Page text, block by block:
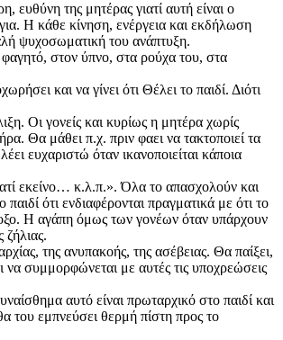
ευθύνη της μητέρας γιατί αυτή είναι ο
Η κάθε κίνηση, ενέργεια και εκδήλωση
ψυχοσωματική του ανάπτυξη.
φαγητό, στον ύπνο, στα ρούχα του, στα
και να γίνει ότι Θέλει το παιδί. Διότι
Οι γονείς και κυρίως η μητέρα χωρίς
Θα μάθει π.χ. πριν φαει να τακτοποιεί τα
ευχαριστώ όταν ικανοποιείται κάποια
εκείνο… κ.λ.π.». Όλα το απασχολούν και
ότι ενδιαφέρονται πραγματικά με ότι το
Η αγάπη όμως των γονέων όταν υπάρχουν
της ανυπακοής, της ασέβειας. Θα παίξει,
να συμμορφώνεται με αυτές τις υποχρεώσεις
αυτό είναι πρωταρχικό στο παιδί και
του εμπνεύσει θερμή πίστη προς το